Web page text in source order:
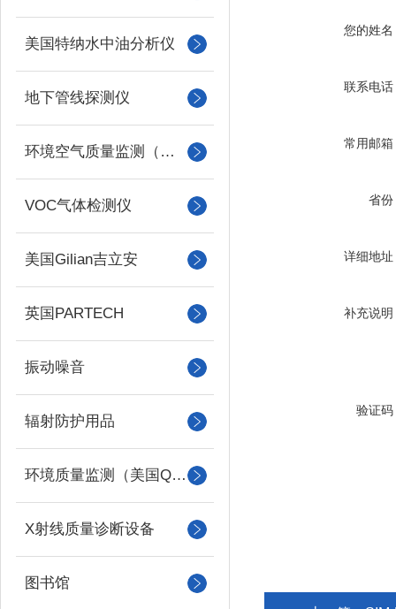
美国特纳水中油分析仪
地下管线探测仪
环境空气质量监测（美国Met one）
VOC气体检测仪
美国Gilian吉立安
英国PARTECH
振动噪音
辐射防护用品
环境质量监测（美国QUEST）
X射线质量诊断设备
图书馆
您的姓名
联系电话
常用邮箱
省份
详细地址
补充说明
验证码